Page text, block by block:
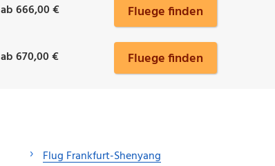
ab 666,00 € Fluege finden
ab 670,00 € Fluege finden
Flug Frankfurt-Shenyang